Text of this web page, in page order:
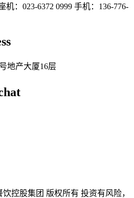
机：023-6372 0999 手机：136-776-
地产大厦16层
控股集团 版权所有 投资有风险，